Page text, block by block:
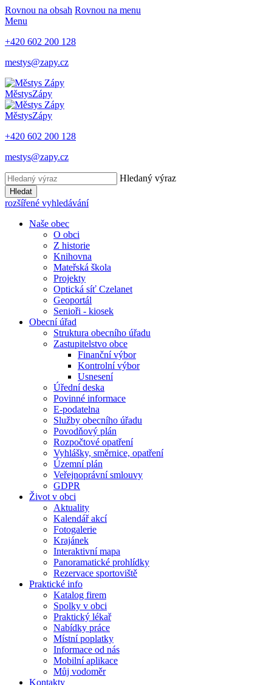
Rovnou na obsah Rovnou na menu
Menu
+420 602 200 128
mestys@zapy.cz
MěstysZápy
MěstysZápy
+420 602 200 128
mestys@zapy.cz
Hledaný výraz
Hledat
rozšířené vyhledávání
Naše obec
O obci
Z historie
Knihovna
Mateřská škola
Projekty
Optická síť Czelanet
Geoportál
Senioři - kiosek
Obecní úřad
Struktura obecního úřadu
Zastupitelstvo obce
Finanční výbor
Kontrolní výbor
Usnesení
Úřední deska
Povinné informace
E-podatelna
Služby obecního úřadu
Povodňový plán
Rozpočtové opatření
Vyhlášky, směrnice, opatření
Územní plán
Veřejnoprávní smlouvy
GDPR
Život v obci
Aktuality
Kalendář akcí
Fotogalerie
Krajánek
Interaktivní mapa
Panoramatické prohlídky
Rezervace sportoviště
Praktické info
Katalog firem
Spolky v obci
Praktický lékař
Nabídky práce
Místní poplatky
Informace od nás
Mobilní aplikace
Můj vodoměr
Kontakty